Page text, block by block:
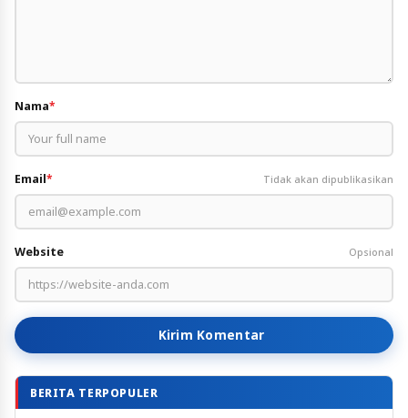
Nama*
Email* Tidak akan dipublikasikan
Website Opsional
Kirim Komentar
BERITA TERPOPULER